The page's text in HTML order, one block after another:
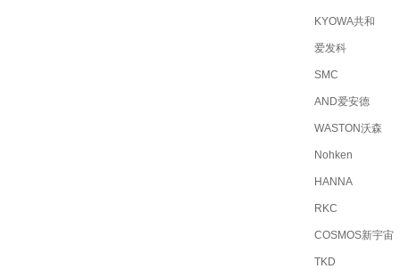
KYOWA共和
爱发科
SMC
AND爱安德
WASTON沃森
Nohken
HANNA
RKC
COSMOS新宇宙
TKD